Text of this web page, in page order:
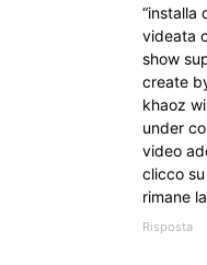
“installa
videata
show
create
khaoz
under
video
clicco su
rimane
Risposta